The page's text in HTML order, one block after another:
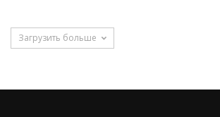
Загрузить больше